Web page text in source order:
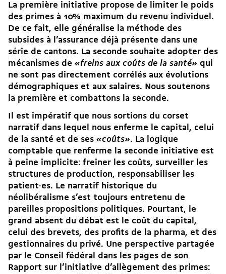
La première initiative propose de limiter le poids
des primes à 10% maximum du revenu individuel.
De ce fait, elle généralise la méthode des
subsides à l’assurance déjà présente dans une
série de cantons. La seconde souhaite adopter des
mécanismes de «freins aux coûts de la santé» qui
ne sont pas directement corrélés aux évolutions
démographiques et aux salaires. Nous soutenons
la première et combattons la seconde.
Il est impératif que nous sortions du corset
narratif dans lequel nous enferme le capital, celui
de la santé et de ses «coûts». La logique
comptable que renferme la seconde initiative est
à peine implicite: freiner les coûts, surveiller les
structures de production, responsabiliser les
patient·es. Le narratif historique du
néolibéralisme s’est toujours entretenu de
pareilles propositions politiques. Pourtant, le
grand absent du débat est le coût du capital,
celui des brevets, des profits de la pharma, et des
gestionnaires du privé. Une perspective partagée
par le Conseil fédéral dans les pages de son
Rapport sur l’initiative d’allègement des primes: